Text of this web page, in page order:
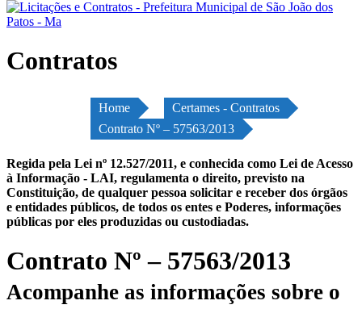
Contratos
Home
Certames - Contratos
Contrato Nº – 57563/2013
Regida pela Lei nº 12.527/2011, e conhecida como Lei de Acesso
à Informação - LAI, regulamenta o direito, previsto na
Constituição, de qualquer pessoa solicitar e receber dos órgãos
e entidades públicos, de todos os entes e Poderes, informações
públicas por eles produzidas ou custodiadas.
Contrato Nº – 57563/2013
Acompanhe as informações sobre o